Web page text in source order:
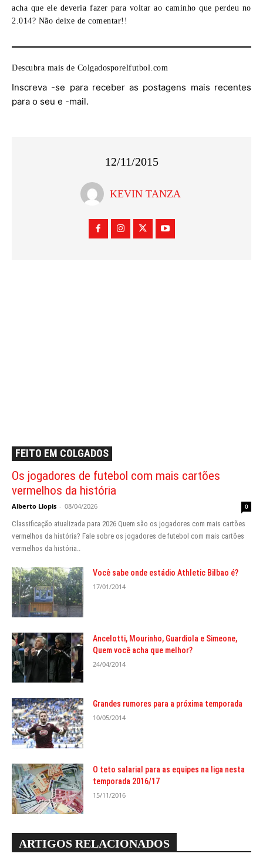
acha que ele deveria fazer para voltar ao caminho que perdeu no
2.014? Não deixe de comentar!!
Descubra mais de Colgadosporelfutbol.com
Inscreva -se para receber as postagens mais recentes
para o seu e -mail.
12/11/2015
KEVIN TANZA
FEITO EM COLGADOS
Os jogadores de futebol com mais cartões
vermelhos da história
Alberto Llopis - 08/04/2026 0
Classificação atualizada para 2026 Quem são os jogadores com mais cartões
vermelhos da história? Fale sobre os jogadores de futebol com mais cartões
vermelhos da história..
Você sabe onde estádio Athletic Bilbao é?
17/01/2014
Ancelotti, Mourinho, Guardiola e Simeone,
Quem você acha que melhor?
24/04/2014
Grandes rumores para a próxima temporada
10/05/2014
O teto salarial para as equipes na liga nesta
temporada 2016/17
15/11/2016
ARTIGOS RELACIONADOS